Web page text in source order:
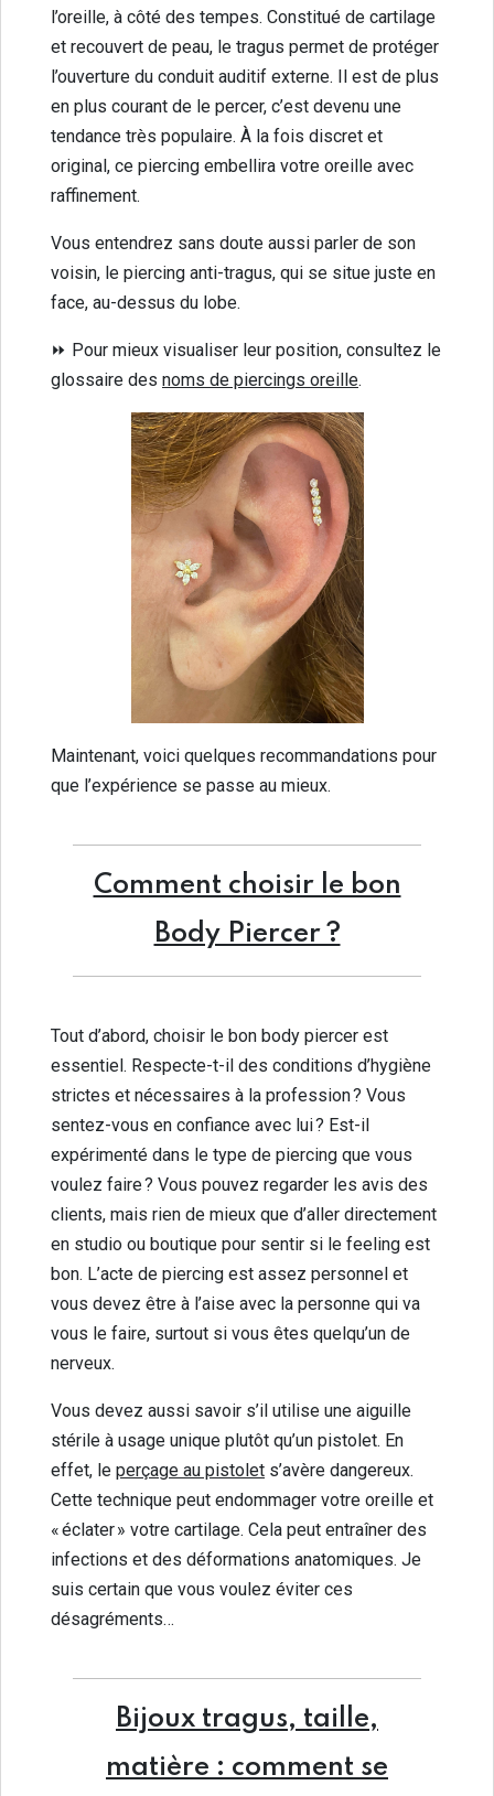
l’oreille, à côté des tempes. Constitué de cartilage
et recouvert de peau, le tragus permet de protéger
l’ouverture du conduit auditif externe. Il est de plus
en plus courant de le percer, c’est devenu une
tendance très populaire. À la fois discret et
original, ce piercing embellira votre oreille avec
raffinement.
Vous entendrez sans doute aussi parler de son
voisin, le piercing anti-tragus, qui se situe juste en
face, au-dessus du lobe.
⏩ Pour mieux visualiser leur position, consultez le
glossaire des noms de piercings oreille.
Maintenant, voici quelques recommandations pour
que l’expérience se passe au mieux.
Comment choisir le bon
Body Piercer ?
Tout d’abord, choisir le bon body piercer est
essentiel. Respecte-t-il des conditions d’hygiène
strictes et nécessaires à la profession ? Vous
sentez-vous en confiance avec lui ? Est-il
expérimenté dans le type de piercing que vous
voulez faire ? Vous pouvez regarder les avis des
clients, mais rien de mieux que d’aller directement
en studio ou boutique pour sentir si le feeling est
bon. L’acte de piercing est assez personnel et
vous devez être à l’aise avec la personne qui va
vous le faire, surtout si vous êtes quelqu’un de
nerveux.
Vous devez aussi savoir s’il utilise une aiguille
stérile à usage unique plutôt qu’un pistolet. En
effet, le perçage au pistolet s’avère dangereux.
Cette technique peut endommager votre oreille et
« éclater » votre cartilage. Cela peut entraîner des
infections et des déformations anatomiques. Je
suis certain que vous voulez éviter ces
désagréments…
Bijoux tragus, taille,
matière : comment se